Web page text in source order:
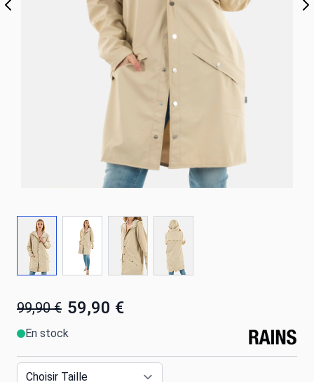
99,90 € 59,90 €
En stock